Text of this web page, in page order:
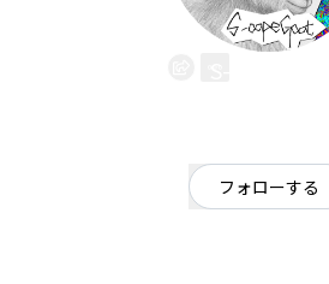
フォローする